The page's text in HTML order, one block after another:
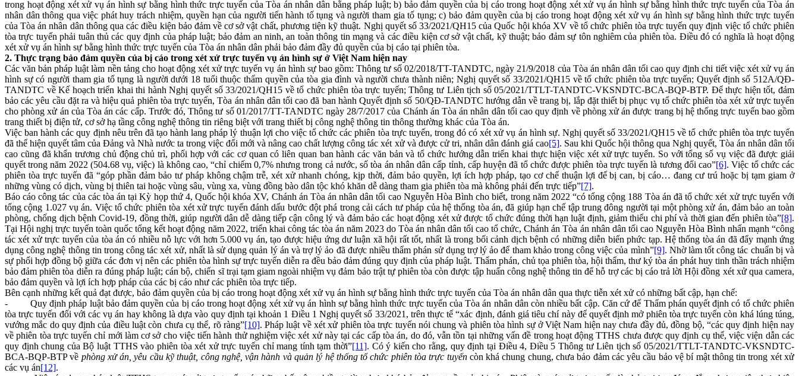
trong hoạt động xét xử vụ án hình sự bằng hình thức trực tuyến của Tòa án nhân dân bằng pháp luật; b) bảo đảm quyền của bị cáo trong hoạt động xét xử vụ án hình sự bằng hình thức trực tuyến của Tòa án
nhân dân thông qua việc phát huy trách nhiệm, quyền hạn của người tiến hành tố tụng và người tham gia tố tụng; c) bảo đảm quyền của bị cáo trong hoạt động xét xử vụ án hình sự bằng hình thức trực tuyến
của Tòa án nhân dân thông qua các điều kiện bảo đảm về cơ sở vật chất, phương tiện kỹ thuật. Nghị quyết số 33/2021/QH15 của Quốc hội khóa XV về tổ chức phiên tòa trực tuyến quy định việc tổ chức phiên
tòa trực tuyến phải tuân thủ các quy định của pháp luật; bảo đảm an ninh, an toàn thông tin mạng và các điều kiện cơ sở vật chất, kỹ thuật; bảo đảm sự tôn nghiêm của phiên tòa. Điều đó có nghĩa là hoạt động
xét xử vụ án hình sự bằng hình thức trực tuyến của Tòa án nhân dân phải bảo đảm đầy đủ quyền của bị cáo tại phiên tòa.
2. Thực trạng bảo đảm quyền của bị cáo trong xét xử trực tuyến vụ án hình sự ở Việt Nam hiện nay
Các văn bản pháp luật làm nền tảng cho hoạt động xét xử trực tuyến vụ án hình sự bao gồm: Thông tư số 02/2018/TT-TANDTC, ngày 21/9/2018 của Tòa án nhân dân tối cao quy định chi tiết việc xét xử vụ án
hình sự có người tham gia tố tụng là người dưới 18 tuổi thuộc thẩm quyền của tòa gia đình và người chưa thành niên; Nghị quyết số 33/2021/QH15 về tổ chức phiên tòa trực tuyến; Quyết định số 512A/QĐ-
TANDTC về Kế hoạch triển khai thi hành Nghị quyết số 33/2021/QH15 về tổ chức phiên tòa trực tuyến; Thông tư Liên tịch số 05/2021/TTLT-TANDTC-VKSNDTC-BCA-BQP-BTP. Để thực hiện tốt, đảm
bảo các yêu cầu đặt ra và hiệu quả phiên tòa trực tuyến, Tòa án nhân dân tối cao đã ban hành Quyết định số 50/QĐ-TANDTC hướng dẫn về trang bị, lắp đặt thiết bị phục vụ tổ chức phiên tòa xét xử trực tuyến
cho phòng xử án của Tòa án các cấp. Trước đó, Thông tư số 01/2017/TT-TANDTC ngày 28/7/2017 của Chánh án Tòa án nhân dân tối cao quy định về phòng xử án được trang bị hệ thống trực tuyến bao gồm
trang thiết bị điện tử, cơ sở hạ tầng công nghệ thông tin riêng biệt với trang thiết bị công nghệ thông tin thông thường khác của Tòa án.
Việc ban hành các quy định nêu trên đã tạo hành lang pháp lý thuận lợi cho việc tổ chức các phiên tòa trực tuyến, trong đó có xét xử vụ án hình sự. Nghị quyết số 33/2021/QH15 về tổ chức phiên tòa trực tuyến
đã thể hiện quyết tâm của Đảng và Nhà nước ta trong việc đổi mới và nâng cao chất lượng công tác xét xử và được cử tri, nhân dân đánh giá cao[5]. Sau khi Quốc hội thông qua Nghị quyết, Tòa án nhân dân tối
cao cũng đã khẩn trương chủ động chủ trì, phối hợp với các cơ quan có liên quan ban hành các văn bản và tổ chức hướng dẫn triển khai thực hiện việc xét xử trực tuyến. So với tổng số vụ việc đã được giải
quyết trong năm 2022 (504.68 vụ, việc) là không cao, “chỉ chiếm 0,7% nhưng trong cả nước, số tòa án nhân dân cấp tỉnh, cấp huyện đã tổ chức được phiên tòa trực tuyến là tương đối cao”[6]. Việc tổ chức các
phiên tòa trực tuyến đã “góp phần đảm bảo tư pháp không chậm trễ, xét xử nhanh chóng, kịp thời, đảm bảo quyền, lợi ích hợp pháp, tạo cơ chế thuận lợi để bị can, bị cáo… đang cư trú hoặc bị tạm giam ở
những vùng có dịch, vùng bị thiên tai hoặc vùng sâu, vùng xa, vùng đồng bào dân tộc khó khăn dễ dàng tham gia phiên tòa mà không phải đến trực tiếp”[7].
Báo cáo công tác của các tòa án tại Kỳ họp thứ 4, Quốc hội khóa XV, Chánh án Tòa án nhân dân tối cao Nguyễn Hòa Bình cho biết, trong năm 2022 “có tổng cộng 188 Tòa án đã tổ chức xét xử trực tuyến với
tổng cộng 1.027 vụ án. Việc tổ chức phiên tòa xét xử trực tuyến đánh dấu bước đột phá trong cải cách tư pháp của hệ thống tòa án, đã giúp hạn chế tập trung đông người tại một phòng xử án, đảm bảo an toàn
phòng, chống dịch bệnh Covid-19, đồng thời, giúp người dân dễ dàng tiếp cận công lý và đảm bảo các hoạt động xét xử được tổ chức đúng thời hạn luật định, giảm thiểu chi phí và thời gian đến phiên tòa”[8].
Tại Hội nghị trực tuyến toàn quốc tổng kết hoạt động năm 2022, triển khai công tác tòa án năm 2023 do Tòa án nhân dân tối cao tổ chức, Chánh án Tòa án nhân dân tối cao Nguyễn Hòa Bình nhấn mạnh “công
tác xét xử trực tuyến của tòa án có nhiều nỗ lực với hơn 5.000 vụ án, tạo được hiệu ứng dư luận xã hội rất tốt, nhất là trong bối cảnh dịch bệnh có những diễn biến phức tạp. Hệ thống tòa án đã đẩy mạnh ứng
dụng công nghệ thông tin trong công tác xét xử, nhất là sử dụng quản lý án và trợ lý ảo đã được nhiều thẩm phán sử dụng trợ lý ảo để tham khảo trong công việc của mình”[9]. Nhờ làm tốt công tác chuẩn bị và
sự phối hợp đồng bộ giữa các đơn vị nên các phiên tòa hình sự trực tuyến diễn ra đều bảo đảm đúng quy định của pháp luật. Thẩm phán, chủ tọa phiên tòa, hội thẩm, thư ký tòa án phát huy tinh thần trách nhiệm
bảo đảm phiên tòa diễn ra đúng pháp luật; cán bộ, chiến sĩ trại tạm giam ngoài nhiệm vụ đảm bảo trật tự phiên tòa còn được tập huấn công nghệ thông tin để hỗ trợ các bị cáo trả lời Hội đồng xét xử qua camera,
bảo đảm quyền và lợi ích hợp pháp của các bị cáo như các phiên tòa trực tiếp.
Bên cạnh những kết quả đạt được, bảo đảm quyền của bị cáo trong hoạt động xét xử vụ án hình sự bằng hình thức trực tuyến của Tòa án nhân dân qua thực tiễn xét xử có những bất cập, hạn chế:
- Quy định pháp luật bảo đảm quyền của bị cáo trong hoạt động xét xử vụ án hình sự bằng hình thức trực tuyến của Tòa án nhân dân còn nhiều bất cập. Căn cứ để Thẩm phán quyết định có tổ chức phiên
tòa trực tuyến đối với các vụ án hay không là dựa vào quy định tại khoản 1 Điều 1 Nghị quyết số 33/2021, trên thực tế “xác định, đánh giá tiêu chí này để quyết định mở phiên tòa trực tuyến còn khá lúng túng,
vướng mắc do quy định của điều luật còn chưa cụ thể, rõ ràng”[10]. Pháp luật về xét xử phiên tòa trực tuyến nói chung và phiên tòa hình sự ở Việt Nam hiện nay chưa đầy đủ, đồng bộ, “các quy định hiện nay
về phiên tòa trực tuyến chỉ mới làm cơ sở cho việc tiến hành thử nghiệm việc xét xử này tại các cấp tòa án, do đó, vẫn tồn tại những vấn đề trong hoạt động TTHS chưa được quy định cụ thể, việc viện dẫn các
quy định chung của Bộ luật TTHS vào phiên tòa xét xử trực tuyến chỉ mang tính tạm thời”[11]. Có ý kiến cho rằng, quy định tại Điều 4, Điều 5 Thông tư Liên tịch số 05/2021/TTLT-TANDTC-VKSNDTC-
BCA-BQP-BTP về phòng xử án ,yêu cầu kỹ thuật, công nghệ, vận hành và quản lý hệ thống tổ chức phiên tòa trực tuyến còn khá chung chung, chưa bảo đảm các yêu cầu bảo vệ bí mật thông tin trong xét xử
các vụ án[12].